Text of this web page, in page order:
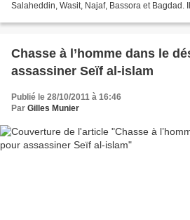
Salaheddin, Wasit, Najaf, Bassora et Bagdad.
Chasse à l’homme dans le
assassiner Seïf al-islam
Publié le 28/10/2011 à 16:46
Par Gilles Munier